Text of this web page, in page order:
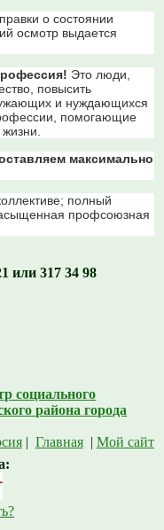
о состоянии
осмотр выдается
Это люди,
повысить
и нуждающихся
помогающие
максимально
полный
профсоюзная
или 317 34 98
социального
района города
| Главная| Мой сайт